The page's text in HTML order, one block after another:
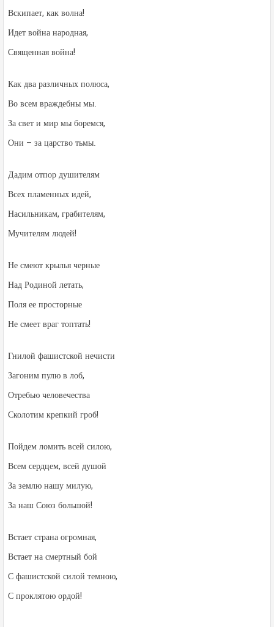
Вскипает, как волна!
Идет война народная,
Священная война!
Как два различных полюса,
Во всем враждебны мы.
За свет и мир мы боремся,
Они – за царство тьмы.
Дадим отпор душителям
Всех пламенных идей,
Насильникам, грабителям,
Мучителям людей!
Не смеют крылья черные
Над Родиной летать,
Поля ее просторные
Не смеет враг топтать!
Гнилой фашистской нечисти
Загоним пулю в лоб,
Отребью человечества
Сколотим крепкий гроб!
Пойдем ломить всей силою,
Всем сердцем, всей душой
За землю нашу милую,
За наш Союз большой!
Встает страна огромная,
Встает на смертный бой
С фашистской силой темною,
С проклятою ордой!